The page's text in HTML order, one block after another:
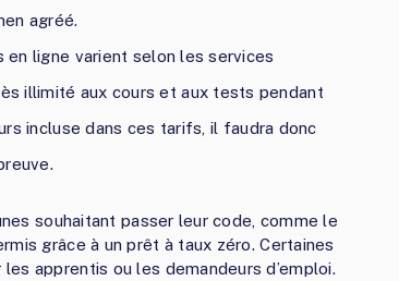
agréé.
ligne varient selon les services
illimité aux cours et aux tests pendant
incluse dans ces tarifs, il faudra donc
souhaitant passer leur code, comme le
grâce à un prêt à taux zéro. Certaines
apprentis ou les demandeurs d’emploi.